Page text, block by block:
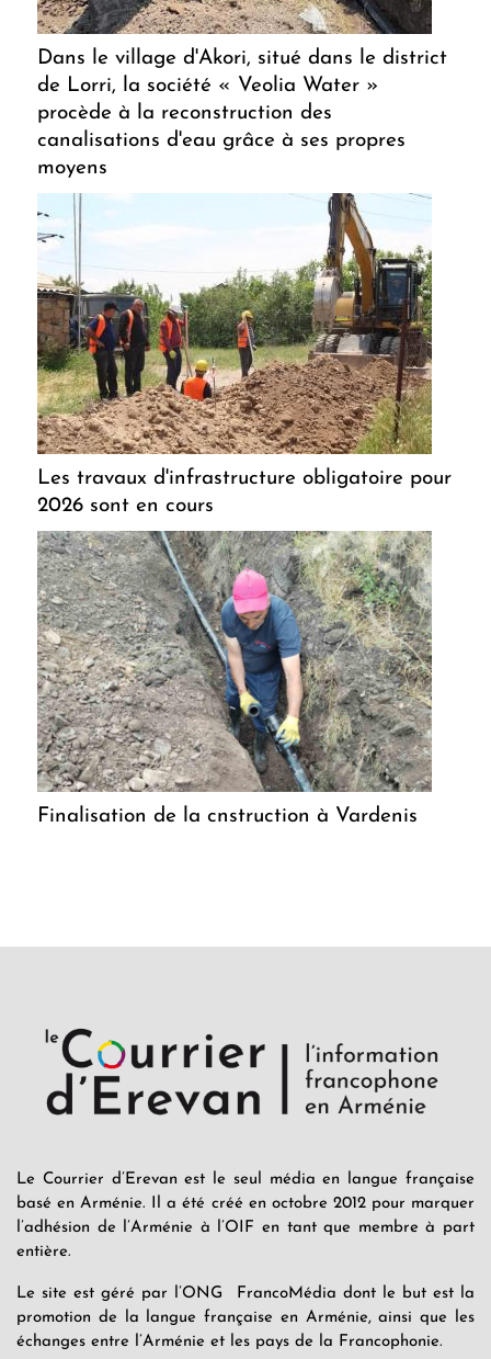
Dans le village d'Akori, situé dans le district
de Lorri, la société « Veolia Water »
procède à la reconstruction des
canalisations d'eau grâce à ses propres
moyens
Les travaux d'infrastructure obligatoire pour
2026 sont en cours
Finalisation de la cnstruction à Vardenis
Le Courrier d’Erevan est le seul média en langue française
basé en Arménie. Il a été créé en octobre 2012 pour marquer
l’adhésion de l’Arménie à l’OIF en tant que membre à part
entière.
Le site est géré par l’ONG FrancoMédia dont le but est la
promotion de la langue française en Arménie, ainsi que les
échanges entre l’Arménie et les pays de la Francophonie.